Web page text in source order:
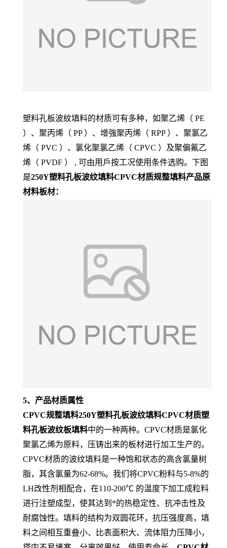
塑料孔板波紋填料的材质可有多种，如聚乙烯（ PE
）、聚丙烯（ PP ）、增強聚丙烯（ RPP ）、聚氯乙
烯（ PVC ）、氯化聚氯乙烯（ CPVC ）及聚偏氟乙
烯（ PVDF ） , 可由用戶按工况使用条件选购。下图
是250Y塑料孔板波纹填料CPVC材质规整填料产品原
材料板材：
5、产品材质属性
CPVC规整填料250Y塑料孔板波纹填料CPVC材质塑
料孔板波纹板填料中的一种两种。CPVC材质是氯化
聚氯乙烯为原料，压铸出来的板材进行加工生产的。
CPVC材质的波纹填料是一种饱和状态的高含氯量树
脂，其含氯量为62-68%。我们将CPVC粉料与5-8%的
LH改性剂相配合，在110-200℃ 的温度下加工成粒料
进行注塑成型，使其达到*的热稳定性、抗冲击性及
耐腐蚀性。填料的结构为双圆花环，抗压强度高，填
料之间相互重叠小、比表面积大、流体阻力压降小，